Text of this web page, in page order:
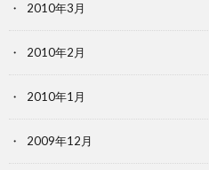
2010年3月
2010年2月
2010年1月
2009年12月